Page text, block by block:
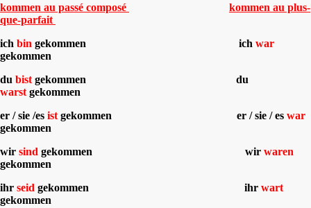
kommen au passé composé
kommen au plus-
que-parfait
ich bin gekommen ich war
gekommen
du bist gekommen du
warst gekommen
er / sie /es ist gekommen er / sie / es war
gekommen
wir sind gekommen wir waren
gekommen
ihr seid gekommen ihr wart
gekommen